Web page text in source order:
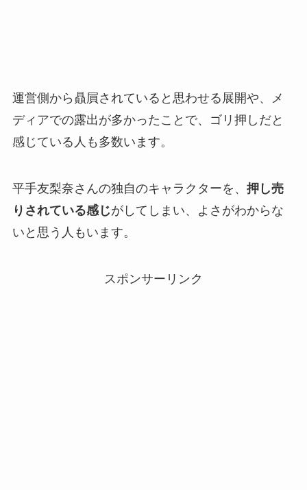
運営側から贔屓されていると思わせる展開や、メ
ディアでの露出が多かったことで、ゴリ押しだと
感じている人も多数います。
平手友梨奈さんの独自のキャラクターを、 押し売
りされている感じがしてしまい、よさがわからな
いと思う人もいます。
スポンサーリンク